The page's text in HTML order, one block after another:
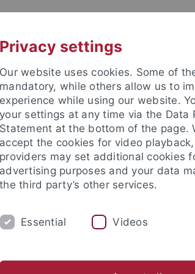
Lehrstühle und Personen
Privacy settings
Our website uses cookies. Some of
mandatory, while others allow us to
experience while using our website.
your settings at any time via the Data
Statement at the bottom of the page.
accept the cookies for video
providers may set additional cookies
advertising purposes and your data
the third party’s other services.
Essential Videos